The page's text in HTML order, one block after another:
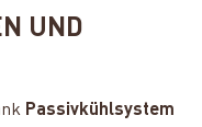
UND
Passivkühlsystem